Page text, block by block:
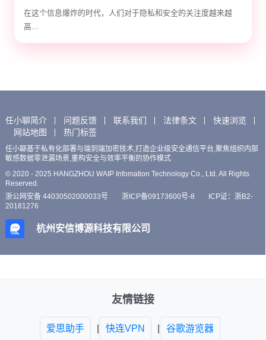
在这个信息爆炸的时代，人们对于隐私和安全的关注度越来越
高...
任小聊简介 问题反馈 联系我们 法律条文
快速浏览
网站地图
热门标签
任小聊基于私有化部署与端到端加密技术,打造企业级安全通信平台,聚焦组织内部
敏感数据零泄漏场景,重构安全与效率平衡的协作模式
© 2020 - 2025 HANGZHOU WAIP Infomation Technology Co., Ltd. All Rights
Reserved.
浙公网安备 44030502000033号
浙ICP备09173600号-8
ICP证：浙B2-
20181276
杭州安信博源科技有限公司
友情链接
爱思助手 快连VPN 谷歌游览器